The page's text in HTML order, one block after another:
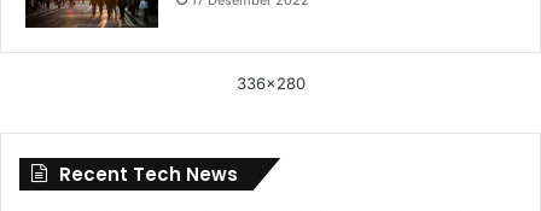
336x280
Recent Tech News